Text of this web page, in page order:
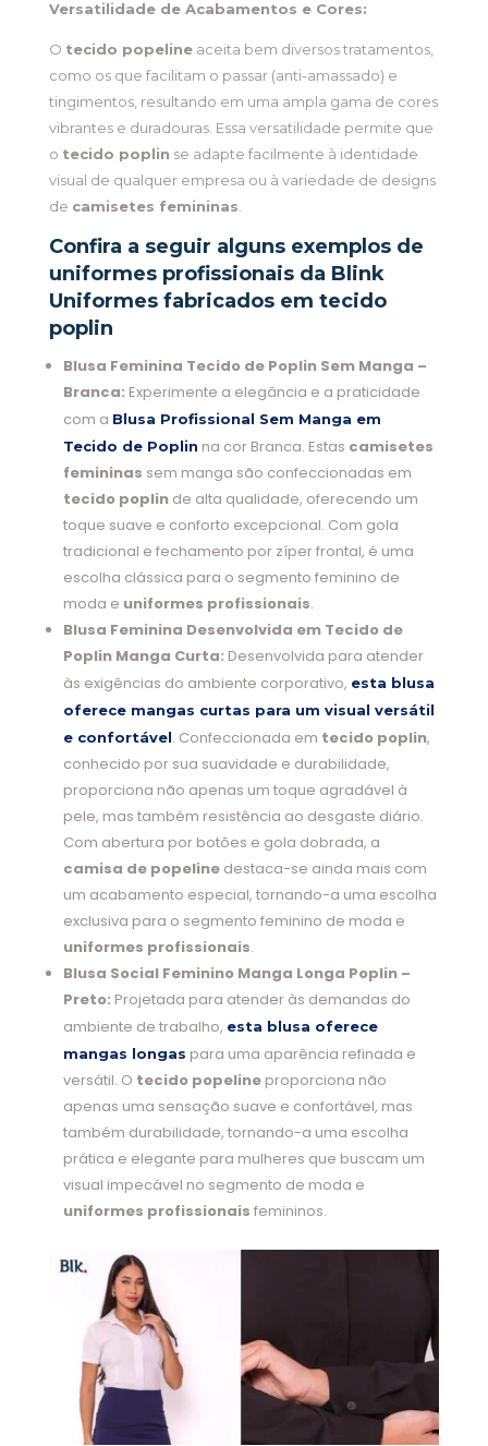
Versatilidade de Acabamentos e Cores:
O tecido popelineaceita bem diversos tratamentos,
como os que facilitam o passar (anti-amassado) e
tingimentos, resultando em uma ampla gama de cores
vibrantes e duradouras. Essa versatilidade permite que
o tecido poplin se adapte facilmente à identidade
visual de qualquer empresa ou à variedade de designs
de camisetes femininas
Confira a seguir alguns exemplos de
uniformes profissionais da Blink
Uniformes fabricados em tecido
poplin
Blusa Feminina Tecido de Poplin Sem Manga –
Branca: Experimente a elegância e a praticidade
com a Blusa Profissional Sem Manga em
Tecido de Poplin na cor Branca. Estas camisetes
femininas sem manga são confeccionadas em
tecido poplinde alta qualidade, oferecendo um
toque suave e conforto excepcional. Com gola
tradicional e fechamento por zíper frontal, é uma
escolha clássica para o segmento feminino de
moda e uniformes profissionais.
Blusa Feminina Desenvolvida em Tecido de
Poplin Manga Curta: Desenvolvida para atender
às exigências do ambiente corporativo, esta blusa
oferece mangas curtas para um visual versátil
e confortável. Confeccionada em tecido poplin,
conhecido por sua suavidade e durabilidade,
proporciona não apenas um toque agradável à
pele, mas também resistência ao desgaste diário.
Com abertura por botões e gola dobrada, a
camisa de popelinedestaca-se ainda mais com
um acabamento especial, tornando-a uma escolha
exclusiva para o segmento feminino de moda e
uniformes profissionais.
Blusa Social Feminino Manga Longa Poplin –
Preto: Projetada para atender às demandas do
ambiente de trabalho, esta blusa oferece
mangas longas para uma aparência refinada e
versátil. O tecido popelineproporciona não
apenas uma sensação suave e confortável, mas
também durabilidade, tornando-a uma escolha
prática e elegante para mulheres que buscam um
visual impecável no segmento de moda e
uniformes profissionais femininos.